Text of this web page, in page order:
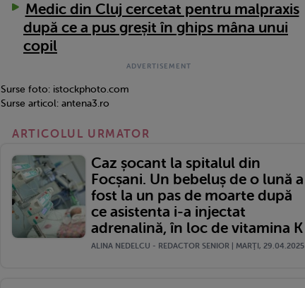
Medic din Cluj cercetat pentru malpraxis
după ce a pus greșit în ghips mâna unui
copil
Surse foto: istockphoto.com
Surse articol: antena3.ro
ARTICOLUL URMATOR
Caz șocant la spitalul din
Focșani. Un bebeluș de o lună a
fost la un pas de moarte după
ce asistenta i-a injectat
adrenalină, în loc de vitamina K
ALINA NEDELCU - REDACTOR SENIOR | MARŢI, 29.04.2025